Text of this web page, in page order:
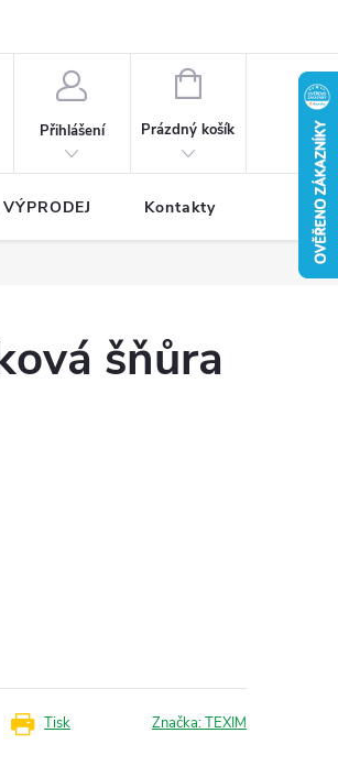
Přihlášení
NÁKUPNÍ
Prázdný košík
Kontakty
šňůra
Tisk Značka:TEXIM